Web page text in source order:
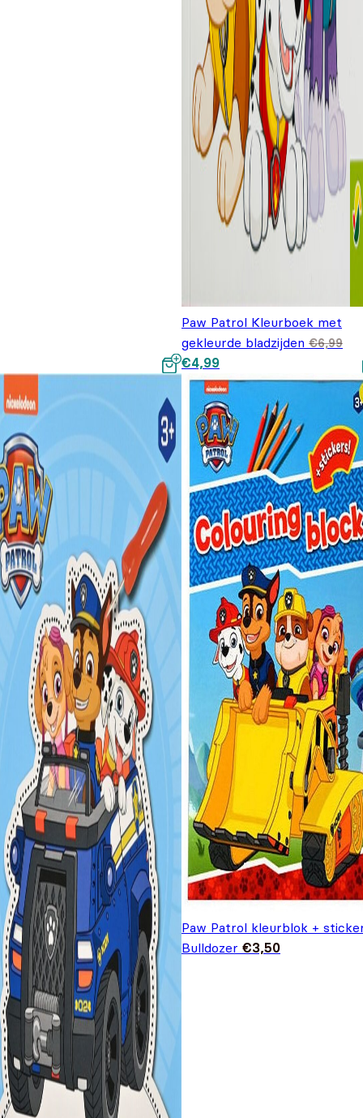
Paw Patrol Kleurboek met
gekleurde bladzijden €6,99
Oorspronkelijke prijs was:
€6,99.
€4,99Huidige prijs is: €4,99.
Paw Patrol kleurblok +
Bulldozer €3,50